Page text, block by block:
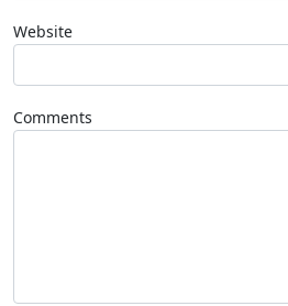
Website
Comments